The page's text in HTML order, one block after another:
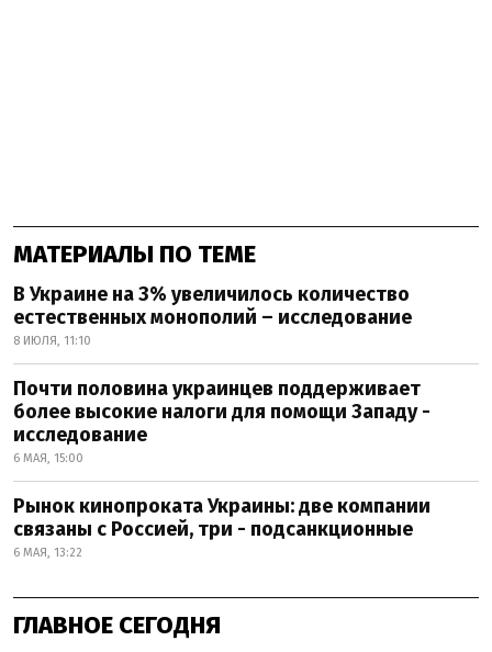
МАТЕРИАЛЫ ПО ТЕМЕ
В Украине на 3% увеличилось количество
естественных монополий – исследование
8 ИЮЛЯ, 11:10
Почти половина украинцев поддерживает
более высокие налоги для помощи Западу -
исследование
6 МАЯ, 15:00
Рынок кинопроката Украины: две компании
связаны с Россией, три - подсанкционные
6 МАЯ, 13:22
ГЛАВНОЕ СЕГОДНЯ